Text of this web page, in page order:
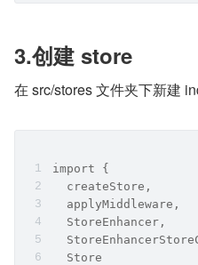
3.创建 store
在 src/stores 文件夹下新建
import {
  createStore,
  applyMiddleware,
  StoreEnhancer,
  Store